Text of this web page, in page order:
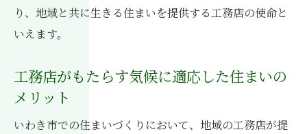
り、地域と共に生きる住まいを提供する工務店の使命と
いえます。
工務店がもたらす気候に適応した住まいの
メリット
いわき市での住まいづくりにおいて、地域の工務店が提